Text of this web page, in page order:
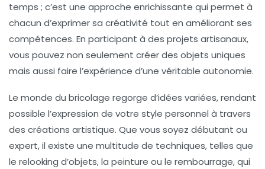
temps ; c’est une approche enrichissante qui permet à
chacun d’exprimer sa créativité tout en améliorant ses
compétences. En participant à des projets artisanaux,
vous pouvez non seulement créer des objets uniques
mais aussi faire l’expérience d’une véritable autonomie.
Le monde du bricolage regorge d’idées variées, rendant
possible l’expression de votre style personnel à travers
des créations artistique. Que vous soyez débutant ou
expert, il existe une multitude de techniques, telles que
le relooking d’objets, la peinture ou le rembourrage, qui